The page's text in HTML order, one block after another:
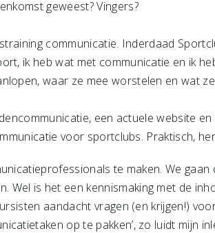
geweest? Vingers?
communicatie. Inderdaad
ik heb wat met communicatie en ik
waar ze mee worstelen en wat
een actuele website
voor sportclubs. Praktisch,
te maken. We gaan
is het een kennismaking met de
aandacht vragen (en krijgen!)
op te pakken’, zo luidt mijn